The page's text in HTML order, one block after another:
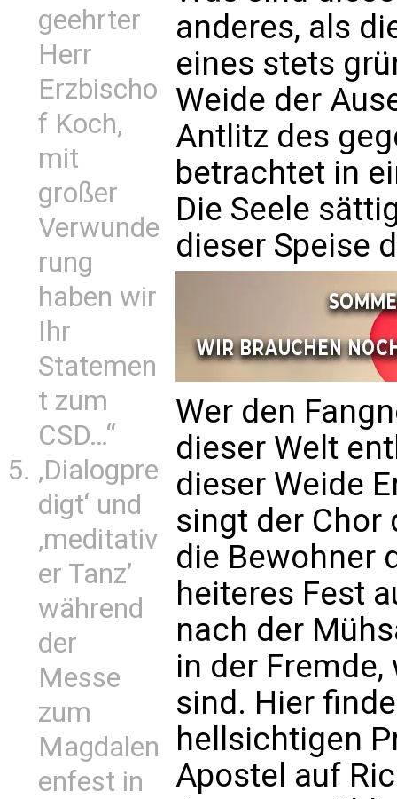
geehrter
Herr
Erzbischo
f Koch,
mit
großer
Verwunde
rung
haben wir
Ihr
Statemen
t zum
CSD…“
‚Dialogpre
digt‘ und
‚meditativ
er Tanz’
während
der
Messe
zum
Magdalen
enfest in
anderes, als
eines stets
Weide der
Antlitz des
betrachtet in
Die Seele
dieser Speise
Wer den
dieser Welt
dieser Weide
singt der Chor
die Bewohner
heiteres Fest
nach der
in der
sind. Hier
hellsichtigen
Apostel auf